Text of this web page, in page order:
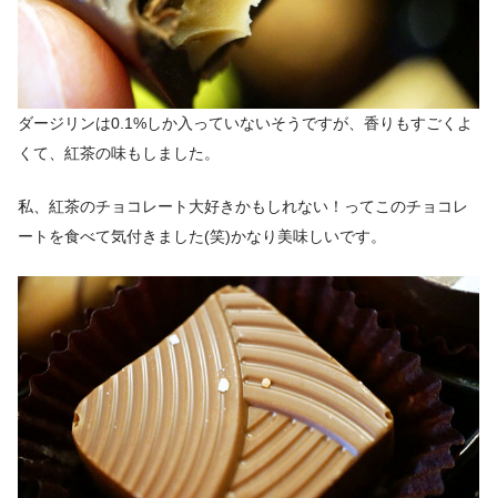
ダージリンは0.1%しか入っていないそうですが、香りもすごくよ
くて、紅茶の味もしました。
私、紅茶のチョコレート大好きかもしれない！ってこのチョコレ
ートを食べて気付きました(笑)かなり美味しいです。